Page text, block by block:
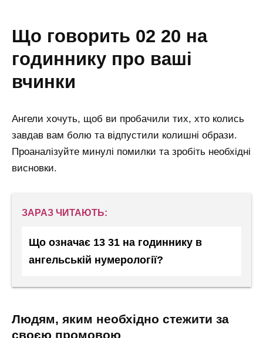
що говорить 02 20 на
годиннику про ваші
вчинки
Ангели хочуть, щоб ви пробачили тих, хто колись
завдав вам болю та відпустили колишні образи.
Проаналізуйте минулі помилки та зробіть необхідні
висновки.
ЗАРАЗ ЧИТАЮТЬ:
Що означає 13 31 на годиннику в
ангельській нумерології?
людям, яким необхідно стежити за
своєю промовою